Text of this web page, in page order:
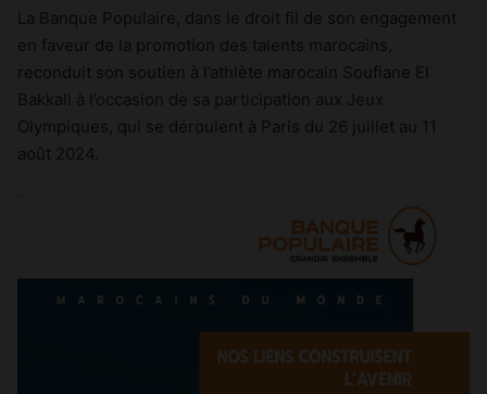
La Banque Populaire, dans le droit fil de son engagement
en faveur de la promotion des talents marocains,
reconduit son soutien à l’athlète marocain Soufiane El
Bakkali à l’occasion de sa participation aux Jeux
Olympiques, qui se déroulent à Paris du 26 juillet au 11
août 2024.